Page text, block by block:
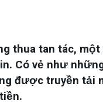
thua tan tác,
Có vẻ như
được truyền tải